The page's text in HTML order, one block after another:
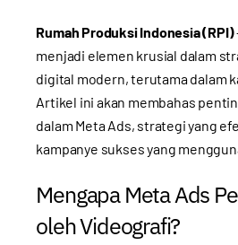
Rumah Produksi Indonesia (RPI)
menjadi elemen krusial dalam
digital modern, terutama dalam
Artikel ini akan membahas
dalam Meta Ads, strategi yang
kampanye sukses yang
Mengapa Meta Ads
oleh Videografi?